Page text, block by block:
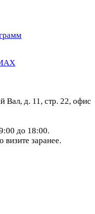
Вал, д. 11, стр. 22, офис
до 18:00.
заранее.